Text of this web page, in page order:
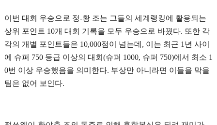
이번 대회 우승으로 정-황 조는 그들의 세계랭킹에 활용되는
상위 포인트 10개 대회 기록을 모두 우승으로 바꿨다. 또한 각
각의 개별 포인트들은 10,000점이 넘는데, 이는 최근 1년 사이
에 슈퍼 750 등급 이상의 대회(슈퍼 1000, 슈퍼 750)에서 최소 1
0번 이상 우승했음을 의미한다. 부상만 아니라면 이들을 막을
팀은 없어 보인다.